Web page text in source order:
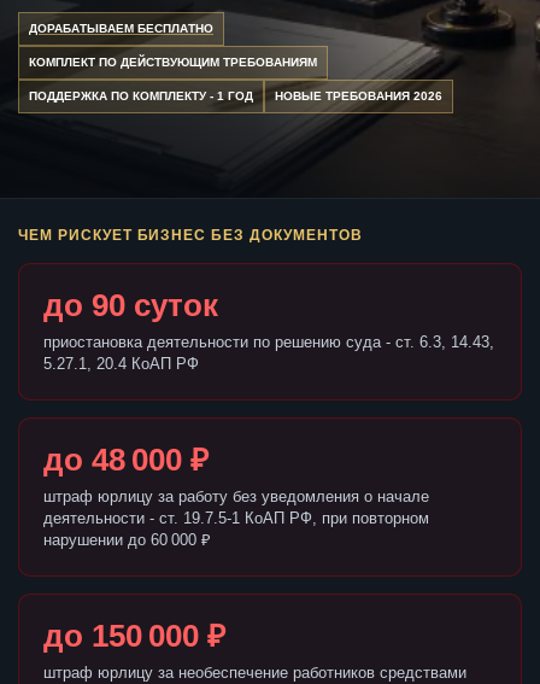
ДОРАБАТЫВАЕМ БЕСПЛАТНО
КОМПЛЕКТ ПО ДЕЙСТВУЮЩИМ ТРЕБОВАНИЯМ
ПОДДЕРЖКА ПО КОМПЛЕКТУ - 1 ГОД НОВЫЕ ТРЕБОВАНИЯ 2026
ЧЕМ РИСКУЕТ БИЗНЕС БЕЗ ДОКУМЕНТОВ
до 90 суток
приостановка деятельности по решению суда - ст. 6.3, 14.43,
5.27.1, 20.4 КоАП РФ
до 48 000 ₽
штраф юрлицу за работу без уведомления о начале
деятельности - ст. 19.7.5-1 КоАП РФ, при повторном
нарушении до 60 000 ₽
до 150 000 ₽
штраф юрлицу за необеспечение работников средствами